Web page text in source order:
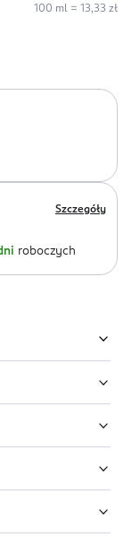
100 ml = 13,33 zł
Szczegóły
roboczych
ochroną
PPG-14
Parfum,
Benzoate,